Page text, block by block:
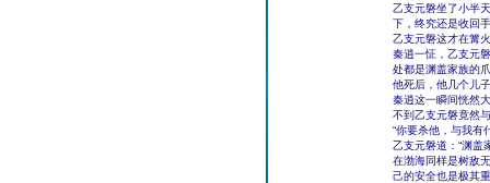
乙支元磐坐了小半
下，终究还是收回
乙支元磐这才在篝
秦逍一怔，乙支元
处都是渊盖家族的
他死后，他几个儿
秦逍这一瞬间恍然
不到乙支元磐竟然
“你要杀他，与我有
乙支元磐道：“渊盖
在渤海同样是树敌
己的安全也是极其